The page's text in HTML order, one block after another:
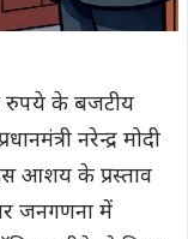
रुपये के बजटीय
नरेन्द्र मोदी
आशय के प्रस्ताव
जनगणना में